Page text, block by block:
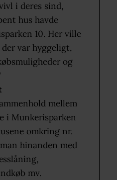
i deres sind,
hus havde
10. Her ville
var hyggeligt,
og
mellem
i Munkerisparken
omkring nr.
hinanden med
mv.